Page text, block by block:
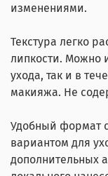
изменениями.
Текстура легко
липкости. Можно
ухода, так и в
макияжа. Не
Удобный формат
вариантом для
дополнительных